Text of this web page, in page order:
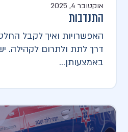
אוקטובר 4, 2025
התנדבות
האפשרויות ואיך לקבל
דרך לתת ולתרום לקהילה.
באמצעותן...